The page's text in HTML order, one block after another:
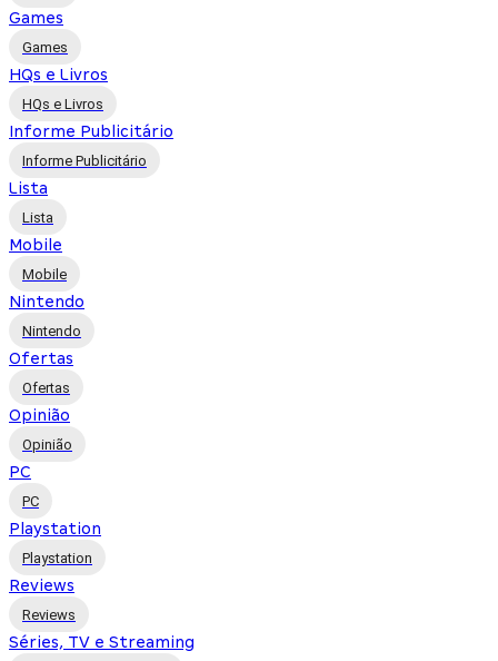
Games
Games
HQs e Livros
HQs e Livros
Informe Publicitário
Informe Publicitário
Lista
Lista
Mobile
Mobile
Nintendo
Nintendo
Ofertas
Ofertas
Opinião
Opinião
PC
PC
Playstation
Playstation
Reviews
Reviews
Séries, TV e Streaming